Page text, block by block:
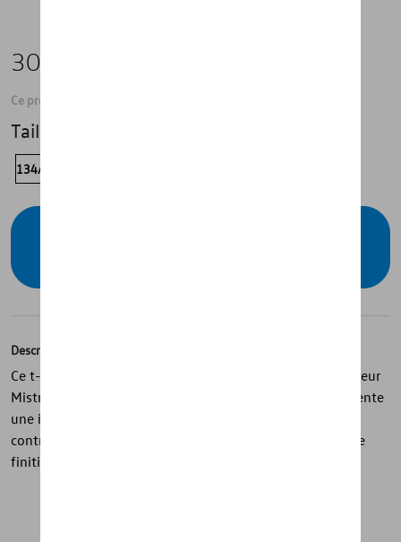
30,00 €
Ce produit n'est actuellement pas de stock
Taille
134/140
Description
Ce t-shirt pour enfants de la collection T-Roc est de couleur
Mistral Grey et offre un style moderne et sportif. Il présente
une impression T-Roc sur la poitrine, des coutures
contrastées Flame Red et un bouton Volkswagen comme
finition.